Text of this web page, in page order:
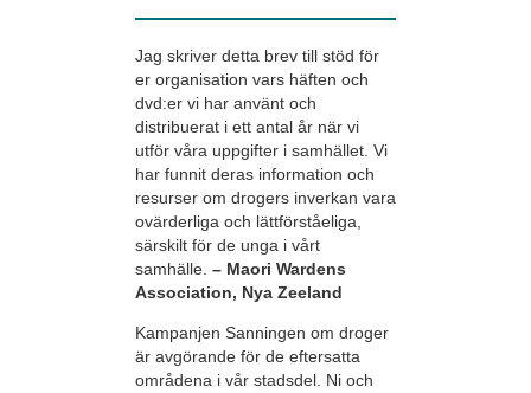
Jag skriver detta brev till stöd för
er organisation vars häften och
dvd:er vi har använt och
distribuerat i ett antal år när vi
utför våra uppgifter i samhället. Vi
har funnit deras information och
resurser om drogers inverkan vara
ovärderliga och lättförståeliga,
särskilt för de unga i vårt
samhälle. – Maori Wardens
Association, Nya Zeeland
Kampanjen Sanningen om droger
är avgörande för de eftersatta
områdena i vår stadsdel. Ni och